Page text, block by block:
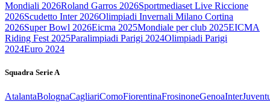
Mondiali 2026Roland Garros 2026Sportmediaset Live Riccione
2026Scudetto Inter 2026Olimpiadi Invernali Milano Cortina
2026Super Bowl 2026Eicma 2025Mondiale per club 2025EICMA
Riding Fest 2025Paralimpiadi Parigi 2024Olimpiadi Parigi
2024Euro 2024
Squadra Serie A
AtalantaBolognaCagliariComoFiorentinaFrosinoneGenoaInter